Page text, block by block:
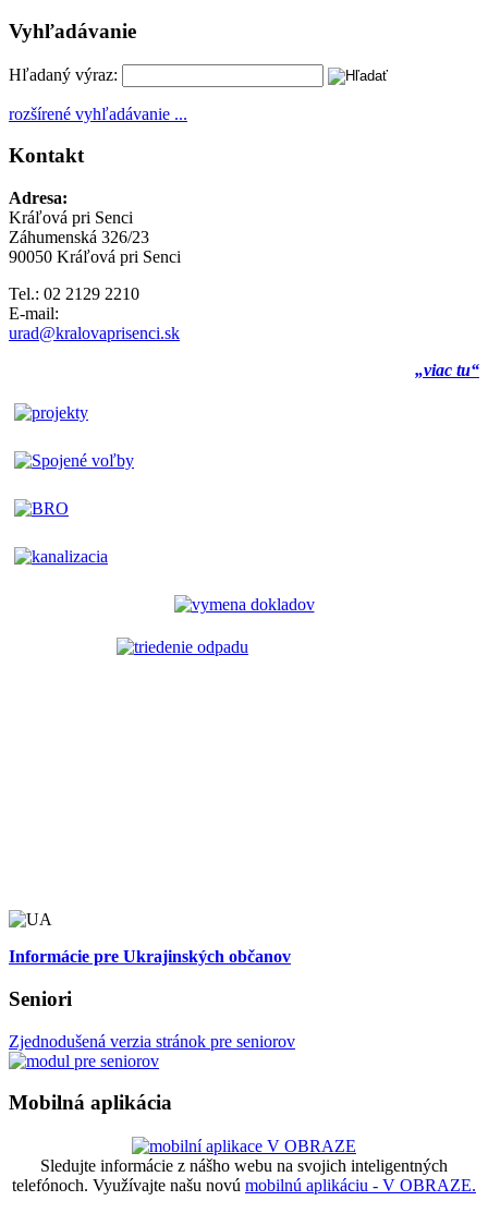
Vyhľadávanie
Hľadaný výraz:
rozšírené vyhľadávanie ...
Kontakt
Adresa:
Kráľová pri Senci
Záhumenská 326/23
90050 Kráľová pri Senci
Tel.: 02 2129 2210
E-mail:
urad@kralovaprisenci.sk
„viac tu“
Informácie pre Ukrajinských občanov
Seniori
Zjednodušená verzia stránok pre seniorov
Mobilná aplikácia
Sledujte informácie z nášho webu na svojich inteligentných
telefónoch. Využívajte našu novú mobilnú aplikáciu - V OBRAZE.